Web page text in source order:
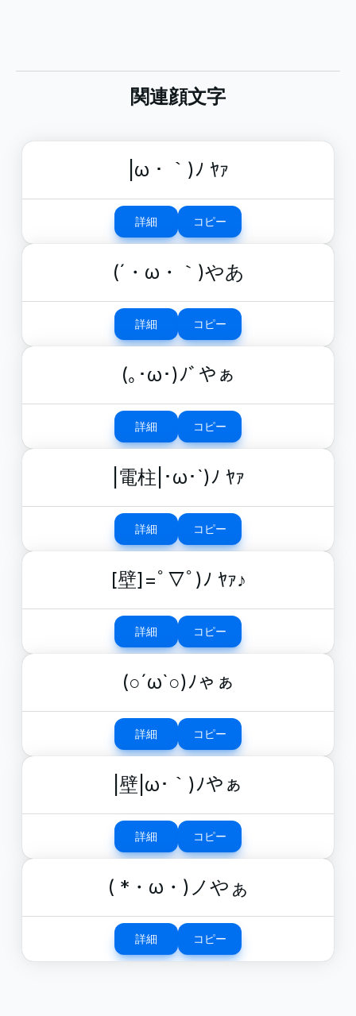
関連顔文字
|ω・｀)ﾉ ﾔｧ
詳細 コピー
(´・ω・｀)やあ
詳細 コピー
(｡･ω･)ﾉﾞやぁ
詳細 コピー
|電柱|･ω･`)ﾉ ﾔｧ
詳細 コピー
[壁]=ﾟ▽ﾟ)ﾉ ﾔｧ♪
詳細 コピー
(○´ω`○)ﾉゃぁ
詳細 コピー
|壁|ω･｀)ﾉやぁ
詳細 コピー
( *・ω・)ノやぁ
詳細 コピー